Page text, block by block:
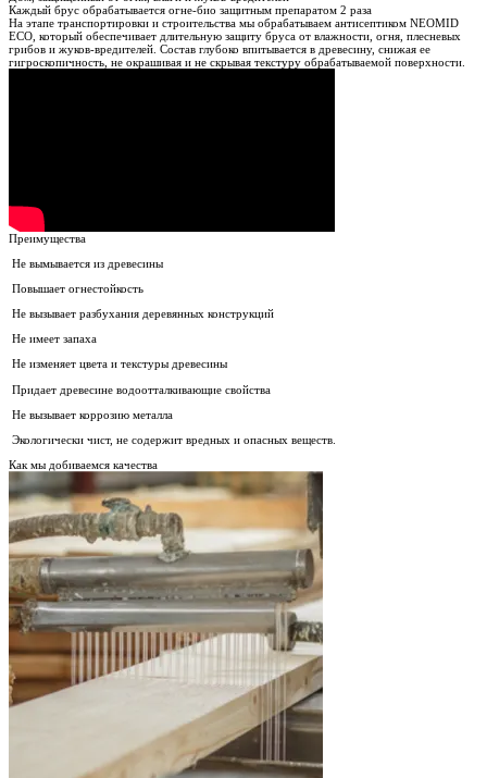
Каждый брус обрабатывается огне-био защитным препаратом 2 раза
На этапе транспортировки и строительства мы обрабатываем антисептиком NEOMID
ECO, который обеспечивает длительную защиту бруса от влажности, огня, плесневых
грибов и жуков-вредителей. Состав глубоко впитывается в древесину, снижая ее
гигроскопичность, не окрашивая и не скрывая текстуру обрабатываемой поверхности.
Преимущества
Не вымывается из древесины
Повышает огнестойкость
Не вызывает разбухания деревянных конструкций
Не имеет запаха
Не изменяет цвета и текстуры древесины
Придает древесине водоотталкивающие свойства
Не вызывает коррозию металла
Экологически чист, не содержит вредных и опасных веществ.
Как мы добиваемся качества